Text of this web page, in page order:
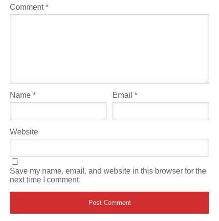
Comment*
Name * Email*
Website
Save my name, email, and website in this browser for the
next time I comment.